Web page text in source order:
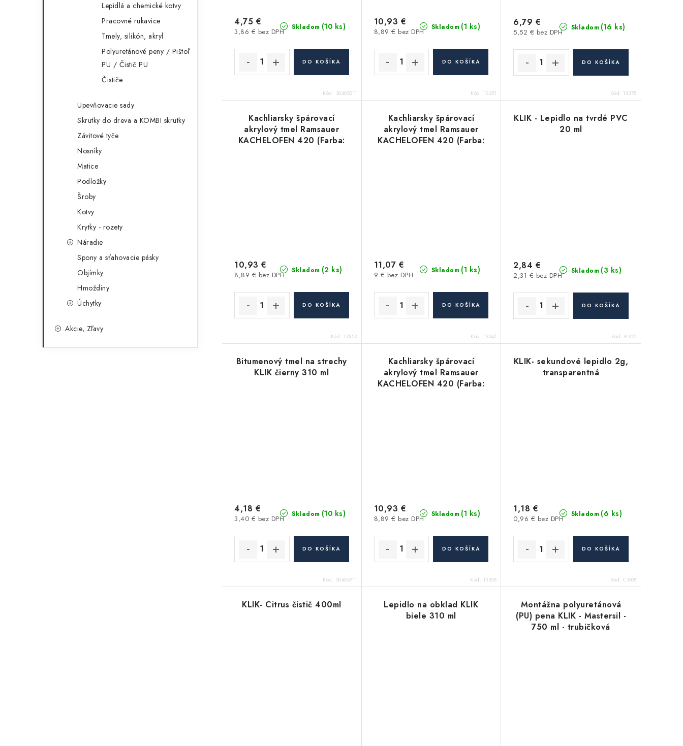
Lepidlá a chemické kotvy
Pracovné rukavice
Tmely, silikón, akryl
Polyuretánové peny / Pištoľ
PU / Čistič PU
Čističe
Upevňovacie sady
Skrutky do dreva a KOMBI skrutky
Závitové tyče
Nosníky
Matice
Podložky
Šroby
Kotvy
Krytky - rozety
Náradie
Spony a sťahovacie pásky
Objímky
Hmoždiny
Úchytky
Akcie, Zľavy
Skladom (10 ks)
3,86 € bez DPH
4,75 €
DO KOŠÍKA
Kód: 30405311
Skladom (1 ks)
8,89 € bez DPH
10,93 €
DO KOŠÍKA
Kód: 13351
Skladom (16 ks)
5,52 € bez DPH
6,79 €
DO KOŠÍKA
Kód: 13378
Kachliarsky špárovací
akrylový tmel Ramsauer
KACHELOFEN 420 (Farba:
Skladom (2 ks)
8,89 € bez DPH
10,93 €
DO KOŠÍKA
Kód: 13353
Kachliarsky špárovací
akrylový tmel Ramsauer
KACHELOFEN 420 (Farba:
Skladom (1 ks)
9 € bez DPH
11,07 €
DO KOŠÍKA
Kód: 13341
KLIK - Lepidlo na tvrdé PVC
20 ml
Skladom (3 ks)
2,31 € bez DPH
2,84 €
DO KOŠÍKA
Kód: R-327
Bitumenový tmel na strechy
KLIK čierny 310 ml
Skladom (10 ks)
3,40 € bez DPH
4,18 €
DO KOŠÍKA
Kód: 30405711
Kachliarsky špárovací
akrylový tmel Ramsauer
KACHELOFEN 420 (Farba:
Skladom (1 ks)
8,89 € bez DPH
10,93 €
DO KOŠÍKA
Kód: 13358
KLIK- sekundové lepidlo 2g,
transparentná
Skladom (6 ks)
0,96 € bez DPH
1,18 €
DO KOŠÍKA
Kód:C-808
KLIK- Citrus čistič 400ml
Lepidlo na obklad KLIK
biele 310 ml
Montážna polyuretánová
(PU) pena KLIK - Mastersil -
750 ml - trubičková